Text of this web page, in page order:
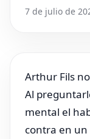
7 de julio de
Arthur Fils
Al
mental el
contra en un